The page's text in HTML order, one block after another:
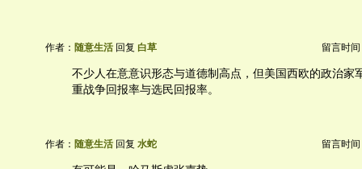
作者： 随意生活 回复 白草 留言时间
不少人在意意识形态与道德制高点，但美国西欧的政治家
重战争回报率与选民回报率。
作者： 随意生活 回复 水蛇 留言时间